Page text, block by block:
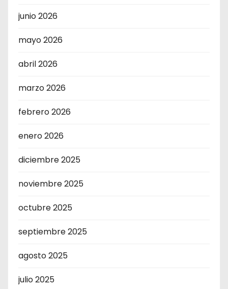
junio 2026
mayo 2026
abril 2026
marzo 2026
febrero 2026
enero 2026
diciembre 2025
noviembre 2025
octubre 2025
septiembre 2025
agosto 2025
julio 2025